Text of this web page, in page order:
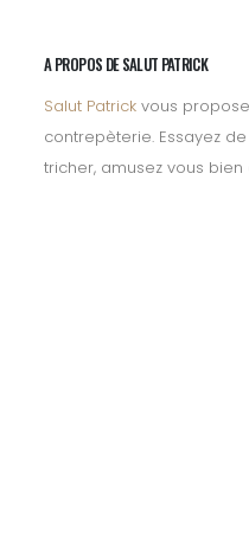
A PROPOS DE SALUT PATRICK
Salut Patrick vous
contrepèterie. Essayez
tricher, amusez vous